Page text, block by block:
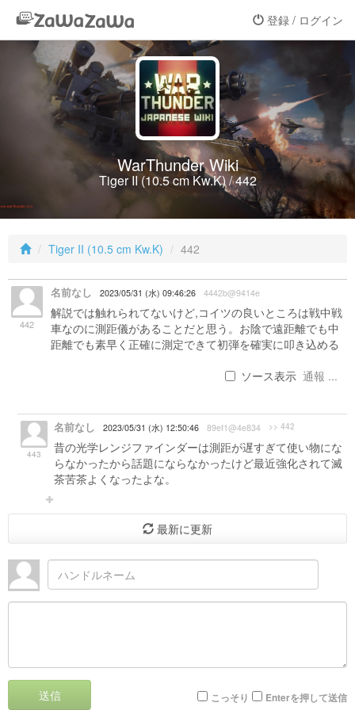
登録 / ログイン
WarThunder Wiki
Tiger II (10.5 cm Kw.K) / 442
Tiger II (10.5 cm Kw.K) 442
442
名前なし 2023/05/31 (水) 09:46:26 4442b@9414e
解説では触れられてないけど,コイツの良いところは戦中戦
車なのに測距儀があることだと思う。お陰で遠距離でも中
距離でも素早く正確に測定できて初弾を確実に叩き込める
ソース表示 通報 ...
443
名前なし 2023/05/31 (水) 12:50:46 89ef1@4e834 >> 442
昔の光学レンジファインダーは測距が遅すぎて使い物にな
らなかったから話題にならなかったけど最近強化されて滅
茶苦茶よくなったよな。
最新に更新
送信 こっそり Enterを押して送信